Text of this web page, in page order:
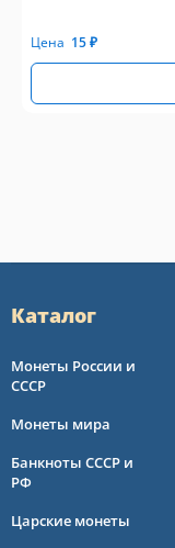
Цена 15₽
Каталог
Монеты России и
СССР
Монеты мира
Банкноты СССР и
РФ
Царские монеты